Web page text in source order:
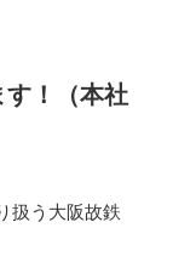
す！（本社
扱う大阪故鉄